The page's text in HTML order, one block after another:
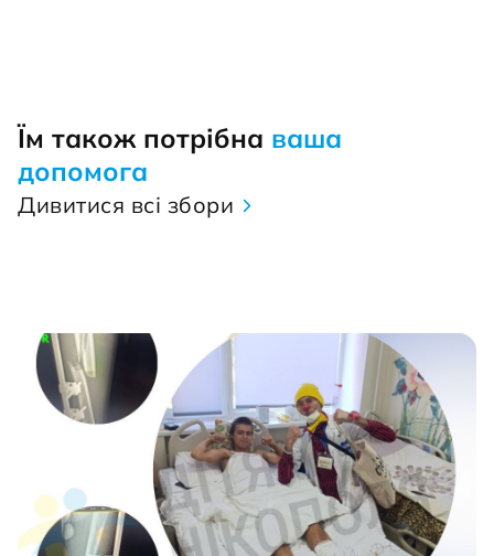
Їм також потрібна ваша
допомога
Дивитися всі збори